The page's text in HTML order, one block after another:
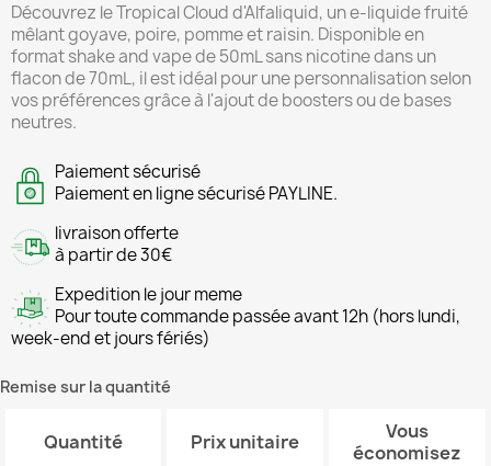
Découvrez le Tropical Cloud d'Alfaliquid, un e-liquide fruité
mêlant goyave, poire, pomme et raisin. Disponible en
format shake and vape de 50mL sans nicotine dans un
flacon de 70mL, il est idéal pour une personnalisation selon
vos préférences grâce à l'ajout de boosters ou de bases
neutres.
Paiement sécurisé
Paiement en ligne sécurisé PAYLINE.
livraison offerte
à partir de 30€
Expedition le jour meme
Pour toute commande passée avant 12h (hors lundi,
week-end et jours fériés)
Remise sur la quantité
Quantité Prix unitaire
Vous
économisez